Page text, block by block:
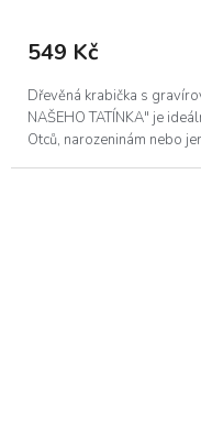
549 Kč
Dřevěná krabička s
NAŠEHO TATÍNKA" je
Otců, narozeninám nebo